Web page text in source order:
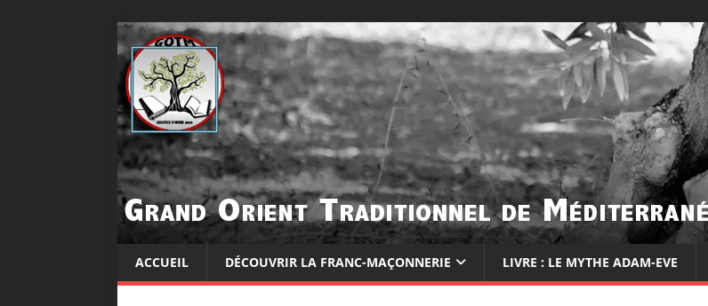
ACCUEIL DÉCOUVRIR LA FRANC-MAÇONNERIE LIVRE : LE MYTHE ADAM-EVE